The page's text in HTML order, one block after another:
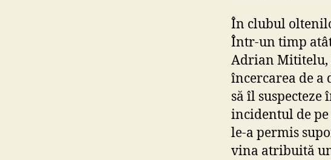
În clubul
Într-un timp
Adrian Mititelu,
încercarea de a
să îl
incidentul de pe
le-a permis
vina atribuită